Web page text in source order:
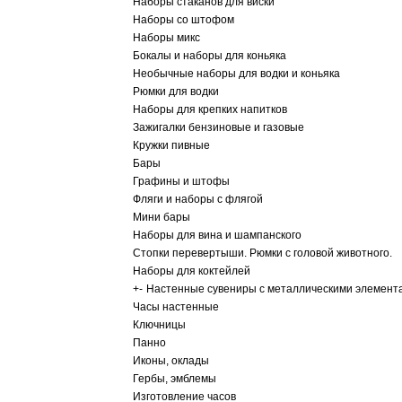
Наборы со штофом
Наборы микс
Бокалы и наборы для коньяка
Необычные наборы для водки и коньяка
Рюмки для водки
Наборы для крепких напитков
Зажигалки бензиновые и газовые
Кружки пивные
Бары
Графины и штофы
Фляги и наборы с флягой
Мини бары
Наборы для вина и шампанского
Стопки перевертыши. Рюмки с головой животного.
Наборы для коктейлей
+- Настенные сувениры с металлическими
Часы настенные
Ключницы
Панно
Иконы, оклады
Гербы, эмблемы
Изготовление часов